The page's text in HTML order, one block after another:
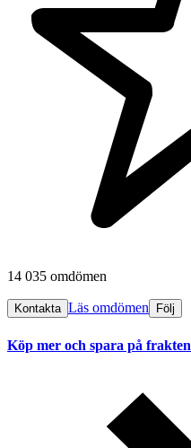
14 035 omdömen
Kontakta Läs omdömen Följ
Köp mer och spara på frakten